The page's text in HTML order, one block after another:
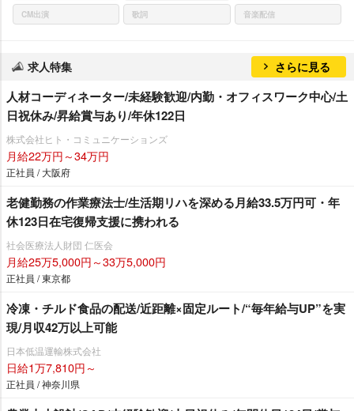
CM出演 歌詞 音楽配信
求人特集 さらに見る
人材コーディネーター/未経験歓迎/内勤・オフィスワーク中心/土
日祝休み/昇給賞与あり/年休122日
株式会社ヒト・コミュニケーションズ
月給22万円～34万円
正社員 / 大阪府
老健勤務の作業療法士/生活期リハを深める月給33.5万円可・年
休123日在宅復帰支援に携われる
社会医療法人財団 仁医会
月給25万5,000円～33万5,000円
正社員 / 東京都
冷凍・チルド食品の配送/近距離×固定ルート/“毎年給与UP”を実
現/月収42万以上可能
日本低温運輸株式会社
日給1万7,810円～
正社員 / 神奈川県